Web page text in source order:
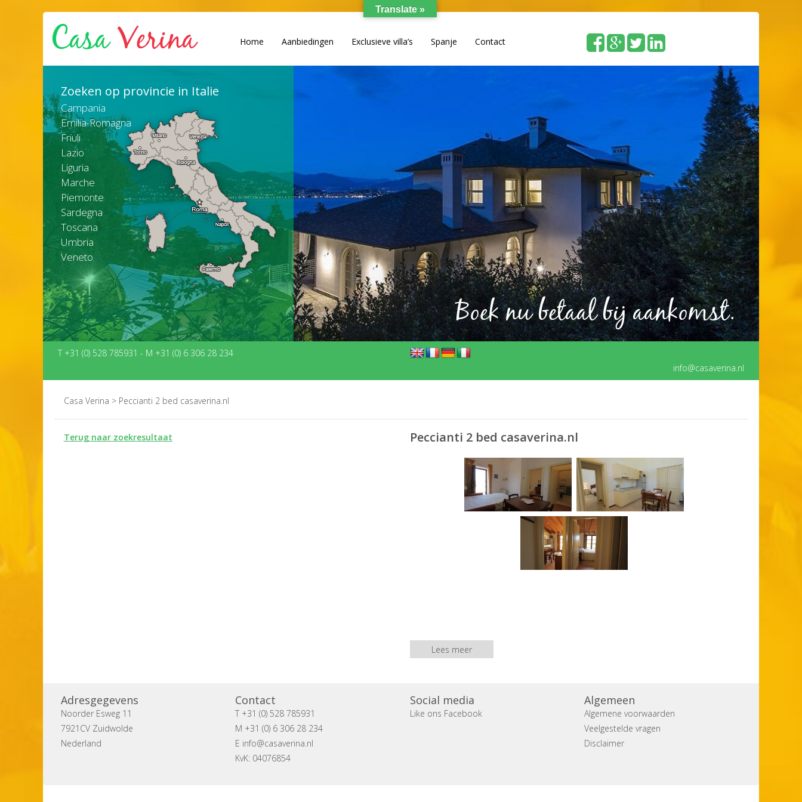
Home Aanbiedingen Exclusieve villa’s Spanje Contact
Zoeken op provincie in Italie
Campania
Emilia-Romagna
Friuli
Lazio
Liguria
Marche
Piemonte
Sardegna
Toscana
Umbria
Veneto
Boek nu betaal bij aankomst.
T +31 (0) 528 785931 - M +31 (0) 6 306 28 234
info@casaverina.nl
Casa Verina > Peccianti 2 bed casaverina.nl
Terug naar zoekresultaat Peccianti 2 bed casaverina.nl
Lees meer
Adresgegevens
Noorder Esweg 11
7921CV Zuidwolde
Nederland
Contact
T +31 (0) 528 785931
M +31 (0) 6 306 28 234
E info@casaverina.nl
KvK: 04076854
Social media
Like ons Facebook
Algemeen
Algemene voorwaarden
Veelgestelde vragen
Disclaimer
Translate »